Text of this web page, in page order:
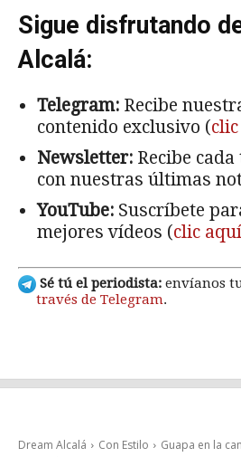
Sigue disfrutando
Alcalá:
Telegram: Recibe
contenido exclusivo (
Newsletter: Recibe
con nuestras últimas
YouTube: Suscríbete
mejores vídeos (clic aquí
Sé tú el periodista: envíanos
través de Telegram.